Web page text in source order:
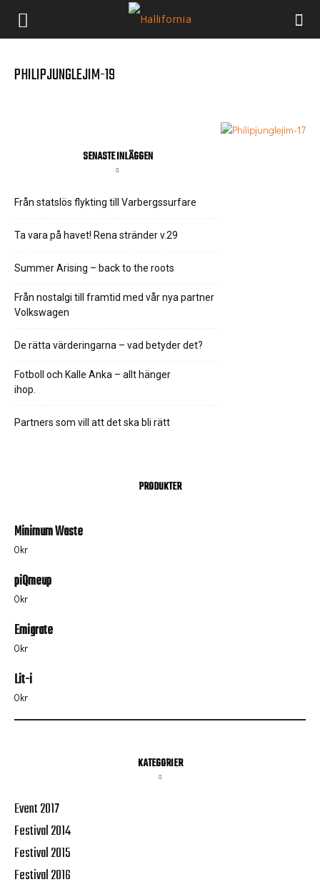
PHILIPJUNGLEJIM-19
SENASTE INLÄGGEN
Från statslös flykting till Varbergssurfare
Ta vara på havet! Rena stränder v.29
Summer Arising – back to the roots
Från nostalgi till framtid med vår nya partner
Volkswagen
De rätta värderingarna – vad betyder det?
Fotboll och Kalle Anka – allt hänger
ihop.
Partners som vill att det ska bli rätt
PRODUKTER
Minimum Waste
0kr
piQmeup
0kr
Emigrate
0kr
Lit-i
0kr
KATEGORIER
Event 2017
Festival 2014
Festival 2015
Festival 2016